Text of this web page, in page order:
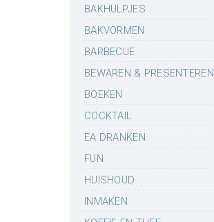
BAKHULPJES
BAKVORMEN
BARBECUE
BEWAREN & PRESENTEREN
BOEKEN
COCKTAIL
EA DRANKEN
FUN
HUISHOUD
INMAKEN